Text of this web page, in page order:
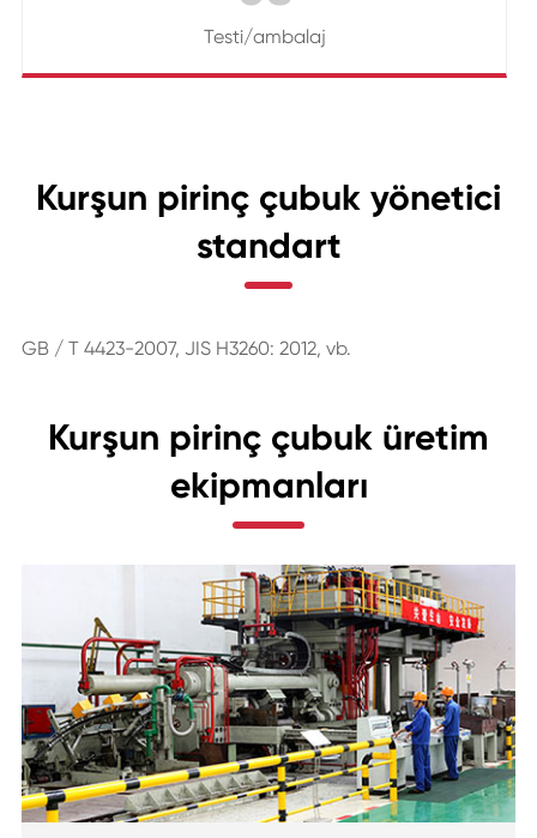
Testi/ambalaj
Kurşun pirinç çubuk yönetici
standart
GB / T 4423-2007, JIS H3260: 2012, vb.
Kurşun pirinç çubuk üretim
ekipmanları